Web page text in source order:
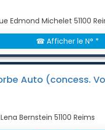
Edmond Michelet 51100
☎ Afficher le N° *
Auto (concess.
Lena Bernstein 51100 Reims